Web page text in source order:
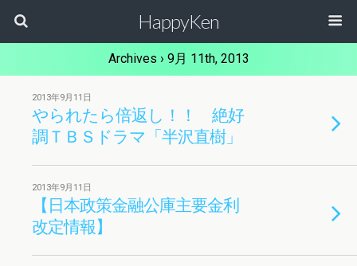
HappyKen
Archives › 9月 11th, 2013
2013年9月11日
やられたら倍返し！！ 絶好
調ＴＢＳドラマ「半沢直樹」
2013年9月11日
【日本政策金融公庫主要金利
改定情報】